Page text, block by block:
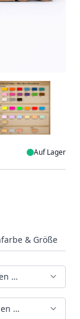
Auf Lager
& Größe
…
…